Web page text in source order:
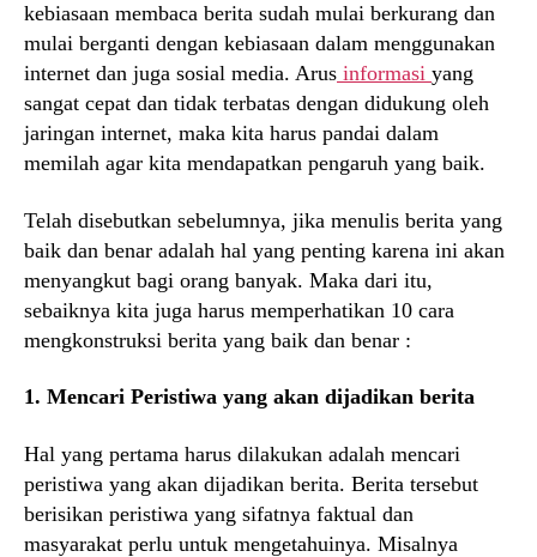
kebiasaan membaca berita sudah mulai berkurang dan
mulai berganti dengan kebiasaan dalam menggunakan
internet dan juga sosial media. Arus informasi yang
sangat cepat dan tidak terbatas dengan didukung oleh
jaringan internet, maka kita harus pandai dalam
memilah agar kita mendapatkan pengaruh yang baik.
Telah disebutkan sebelumnya, jika menulis berita yang
baik dan benar adalah hal yang penting karena ini akan
menyangkut bagi orang banyak. Maka dari itu,
sebaiknya kita juga harus memperhatikan 10 cara
mengkonstruksi berita yang baik dan benar :
1. Mencari Peristiwa yang akan dijadikan berita
Hal yang pertama harus dilakukan adalah mencari
peristiwa yang akan dijadikan berita. Berita tersebut
berisikan peristiwa yang sifatnya faktual dan
masyarakat perlu untuk mengetahuinya. Misalnya